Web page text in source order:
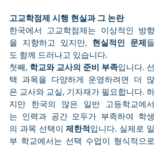
고교학점제 시행 현실과 그 논란
한국에서 고교학점제는 이상적인 방향
을 지향하고 있지만, 현실적인 문제들
도 함께 드러나고 있습니다.
첫째, 학교와 교사의 준비 부족입니다. 선
택 과목을 다양하게 운영하려면 더 많
은 교사와 교실, 기자재가 필요합니다. 하
지만 한국의 많은 일반 고등학교에서
는 인력과 공간 모두가 부족하여 학생
의 과목 선택이 제한적입니다. 실제로 일
부 학교에서는 선택 수업이 형식적으로